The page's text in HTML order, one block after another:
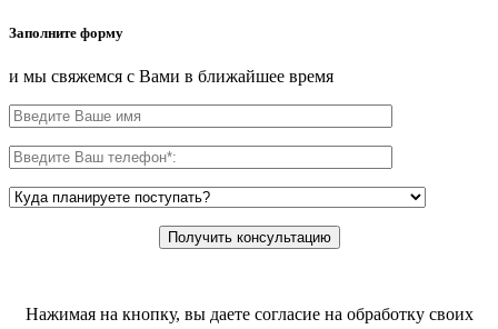
Заполните форму
и мы свяжемся с Вами в ближайшее время
Нажимая на кнопку, вы даете согласие на обработку своих